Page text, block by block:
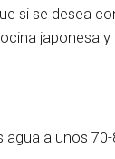
si se desea
japonesa y
a unos 70-